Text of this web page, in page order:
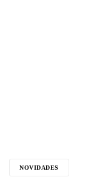
NOVIDADES